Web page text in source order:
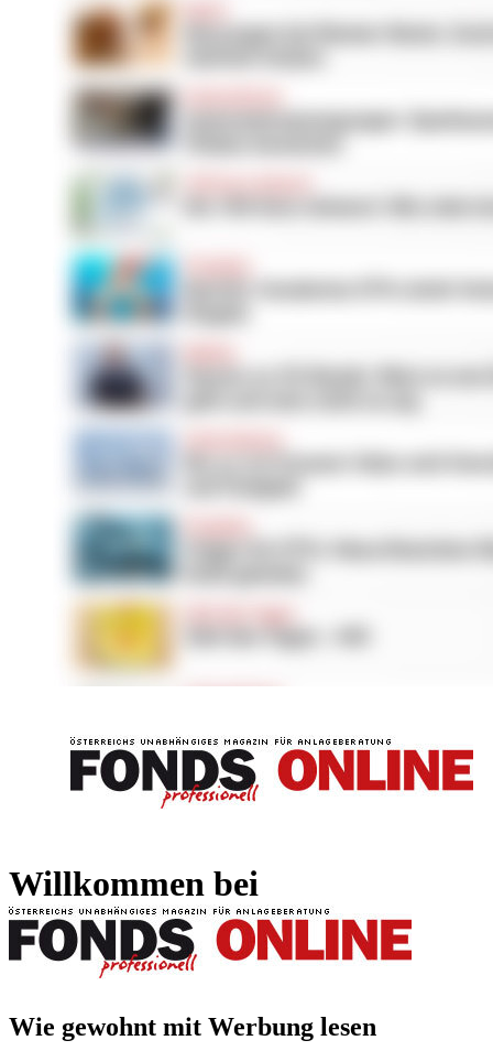
Willkommen bei
Wie gewohnt mit Werbung lesen